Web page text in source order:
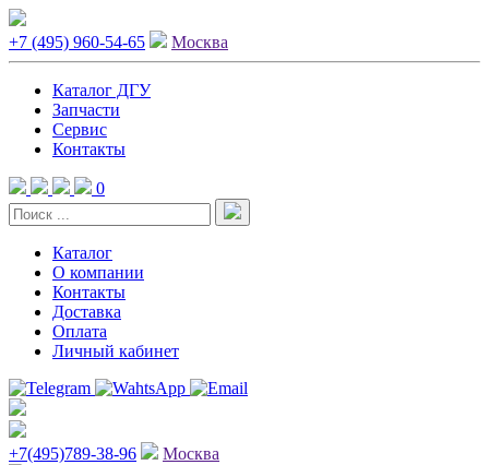
+7 (495) 960-54-65 Москва
Каталог ДГУ
Запчасти
Сервис
Контакты
0
Каталог
О компании
Контакты
Доставка
Оплата
Личный кабинет
+7(495)789-38-96
Москва